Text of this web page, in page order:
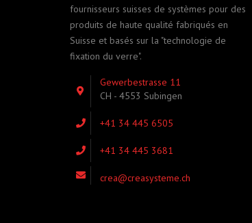
fournisseurs suisses de systèmes pour des
produits de haute qualité fabriqués en
Suisse et basés sur la "technologie de
fixation du verre".
Gewerbestrasse 11
CH - 4553 Subingen
+41 34 445 6505
+41 34 445 3681
crea@creasysteme.ch